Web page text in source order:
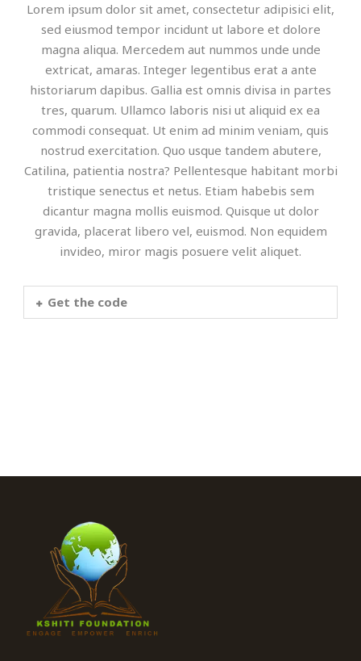
Lorem ipsum dolor sit amet, consectetur adipisici elit,
sed eiusmod tempor incidunt ut labore et dolore
magna aliqua. Mercedem aut nummos unde unde
extricat, amaras. Integer legentibus erat a ante
historiarum dapibus. Gallia est omnis divisa in partes
tres, quarum. Ullamco laboris nisi ut aliquid ex ea
commodi consequat. Ut enim ad minim veniam, quis
nostrud exercitation. Quo usque tandem abutere,
Catilina, patientia nostra? Pellentesque habitant morbi
tristique senectus et netus. Etiam habebis sem
dicantur magna mollis euismod. Quisque ut dolor
gravida, placerat libero vel, euismod. Non equidem
invideo, miror magis posuere velit aliquet.
Get the code